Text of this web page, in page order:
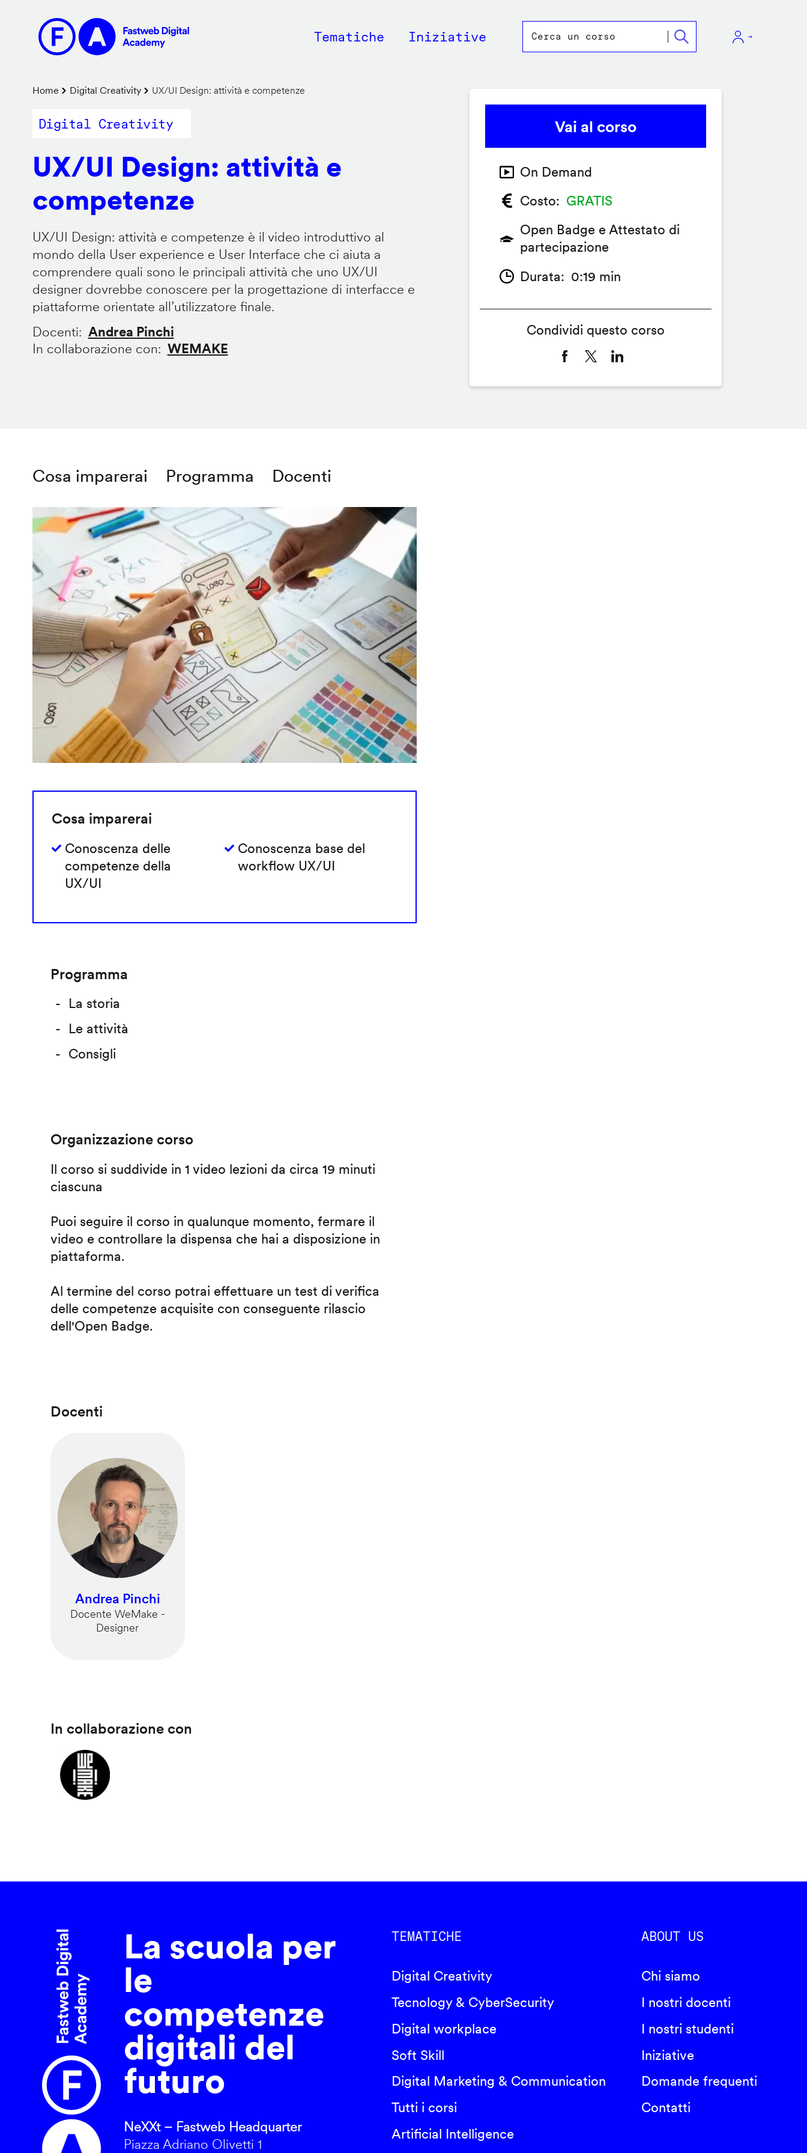
contenuto
principale
Main
Tematiche Iniziative
Briciole
di
Home Digital Creativity UX/UI Design: attività e competenze
Digital Creativity
UX/UI Design: attività e
competenze
UX/UI Design: attività e competenze è il video introduttivo al
mondo della User experience e User Interface che ci aiuta a
comprendere quali sono le principali attività che uno UX/UI
designer dovrebbe conoscere per la progettazione di interfacce e
piattaforme orientate all’utilizzatore finale.
Docenti
Andrea Pinchi
In collaborazione con
WEMAKE
Cosa imparerai Programma Docenti
Cosa imparerai
Conoscenza delle
competenze della
UX/UI
Conoscenza base del
workflow UX/UI
Programma
La storia
Le attività
Consigli
Organizzazione corso
Il corso si suddivide in 1 video lezioni da circa 19 minuti
ciascuna
Puoi seguire il corso in qualunque momento, fermare il
video e controllare la dispensa che hai a disposizione in
piattaforma.
Al termine del corso potrai effettuare un test di verifica
delle competenze acquisite con conseguente rilascio
dell'Open Badge.
Docenti
Andrea Pinchi
Docente WeMake -
Designer
In collaborazione con
Vai al corso
On Demand
Costo
GRATIS
Open Badge e Attestato di
partecipazione
Durata
0:19 min
Condividi questo corso
La scuola per
le
competenze
digitali del
futuro
NeXXt – Fastweb Headquarter
Piazza Adriano Olivetti 1
TEMATICHE
Digital Creativity
Tecnology & CyberSecurity
Digital workplace
Soft Skill
Digital Marketing & Communication
Tutti i corsi
Artificial Intelligence
ABOUT US
Chi siamo
I nostri docenti
I nostri studenti
Iniziative
Domande frequenti
Contatti